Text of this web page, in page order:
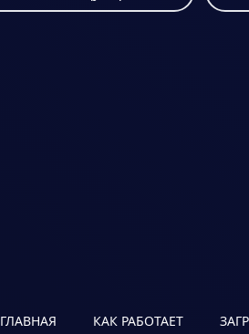
ГЛАВНАЯ КАК РАБОТАЕТ